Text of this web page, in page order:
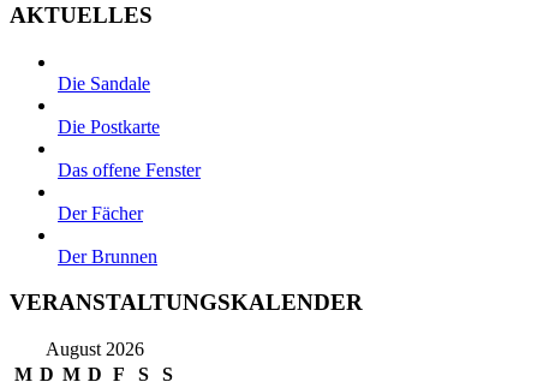
AKTUELLES
Die Sandale
Die Postkarte
Das offene Fenster
Der Fächer
Der Brunnen
VERANSTALTUNGSKALENDER
August 2026
M D M D F S S